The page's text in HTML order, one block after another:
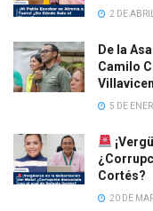
2 DE
De la
Camilo
5 DE
Cortés?
20 DE